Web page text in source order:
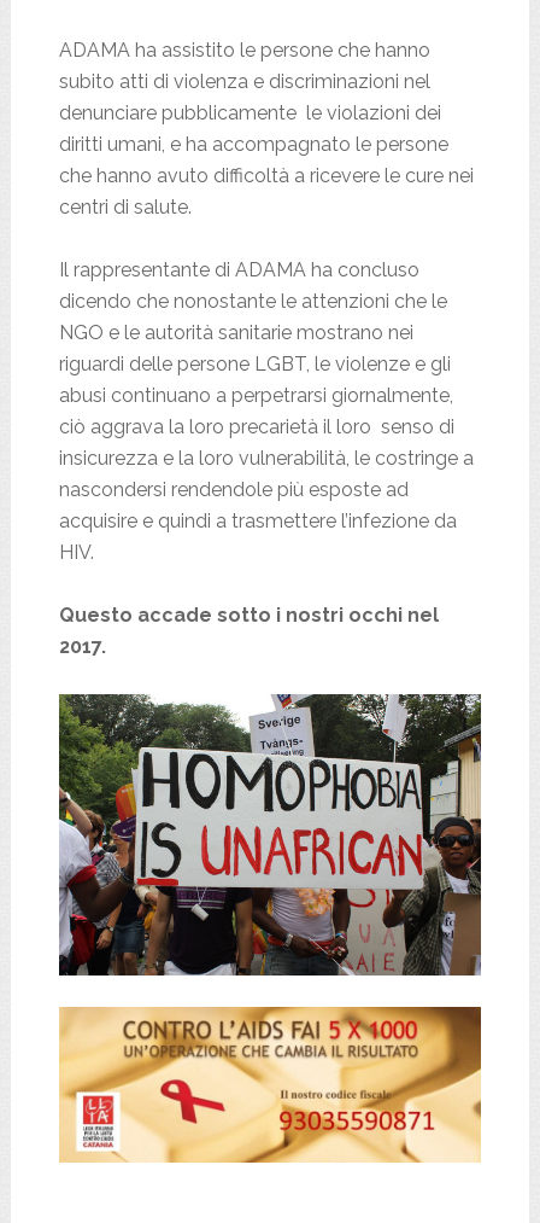
ADAMA ha assistito le persone che hanno
subito atti di violenza e discriminazioni nel
denunciare pubblicamente le violazioni dei
diritti umani, e ha accompagnato le persone
che hanno avuto difficoltà a ricevere le cure nei
centri di salute.
Il rappresentante di ADAMA ha concluso
dicendo che nonostante le attenzioni che le
NGO e le autorità sanitarie mostrano nei
riguardi delle persone LGBT, le violenze e gli
abusi continuano a perpetrarsi giornalmente,
ciò aggrava la loro precarietà il loro senso di
insicurezza e la loro vulnerabilità, le costringe a
nascondersi rendendole più esposte ad
acquisire e quindi a trasmettere l’infezione da
HIV.
Questo accade sotto i nostri occhi nel
2017.